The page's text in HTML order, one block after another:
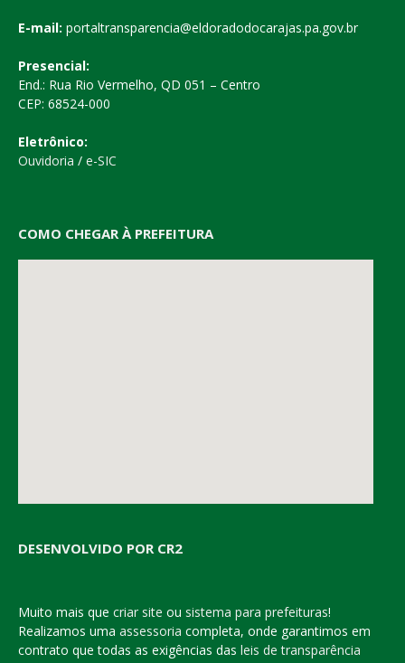
E-mail: portaltransparencia@eldoradodocarajas.pa.gov.br
Presencial:
End.: Rua Rio Vermelho, QD 051 – Centro
CEP: 68524-000
Eletrônico:
Ouvidoria / e-SIC
COMO CHEGAR À PREFEITURA
DESENVOLVIDO POR CR2
Muito mais que criar site ou sistema para prefeituras!
Realizamos uma assessoria completa, onde garantimos em
contrato que todas as exigências das leis de transparência